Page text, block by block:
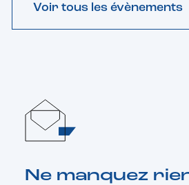
Voir tous les évènements
Ne manquez